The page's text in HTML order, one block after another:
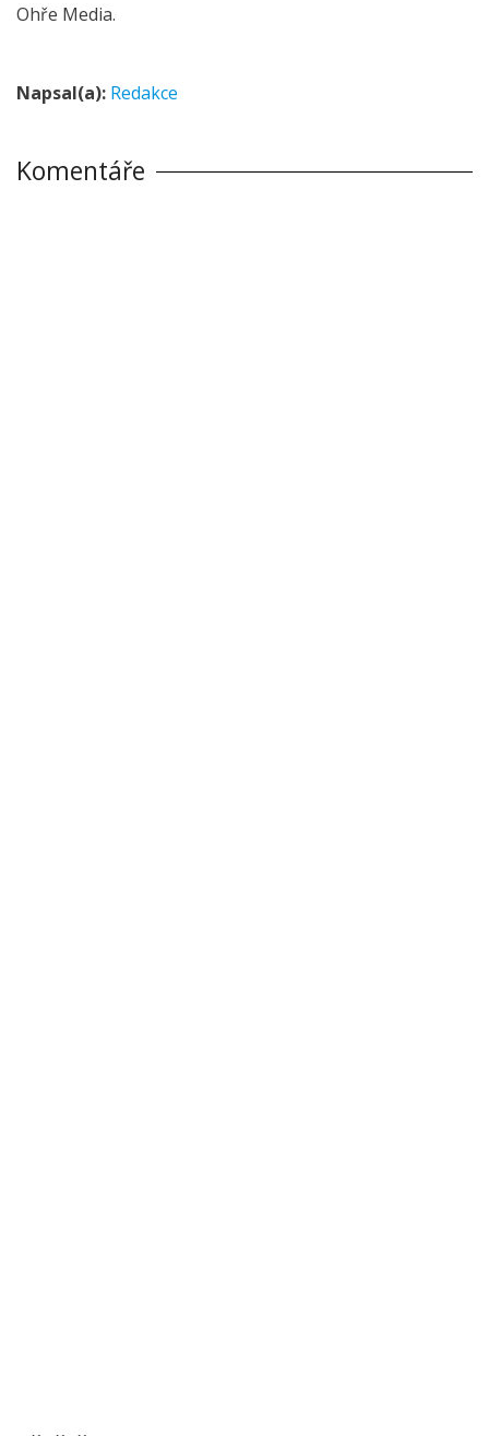
Ohře Media.
Napsal(a): Redakce
Komentáře